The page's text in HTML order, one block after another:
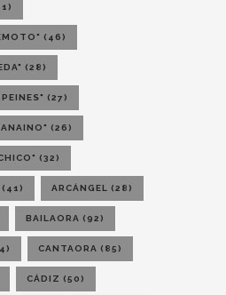
(46)
(28)
(27)
(26)
(32)
(41) ARCÁNGEL (28)
BAILAORA (92)
CANTAORA (85)
CÁDIZ (50)